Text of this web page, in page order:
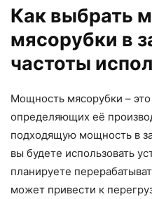
Как выбрать
мясорубки в
частоты
Мощность мясорубки –
определяющих её
подходящую мощность в
вы будете использовать
планируете
может привести к